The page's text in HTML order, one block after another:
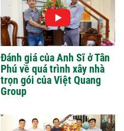
Đánh giá của Anh Sĩ ở Tân
Phú về quá trình xây nhà
trọn gói của Việt Quang
Group